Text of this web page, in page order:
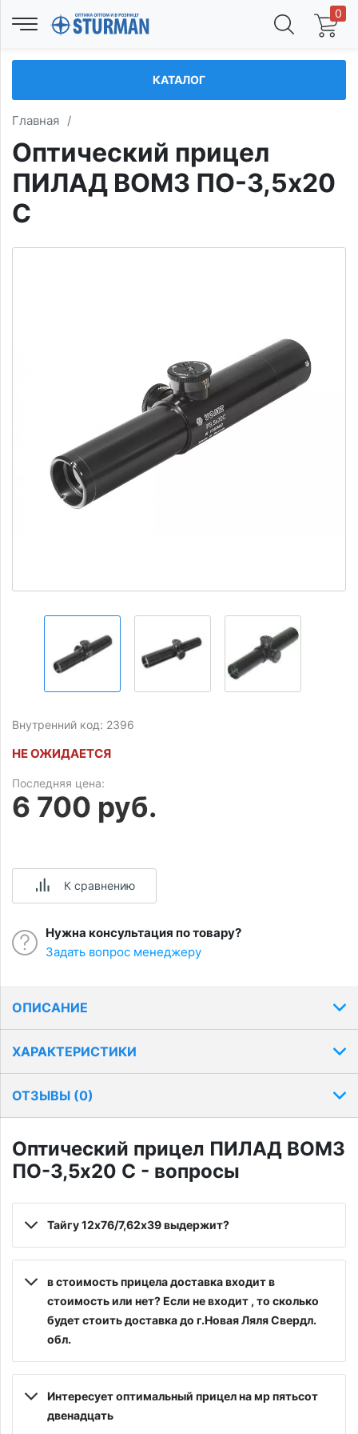
0
КАТАЛОГ
Главная /
Оптический прицел
ПИЛАД ВОМЗ ПО-3,5x20
C
Внутренний код: 2396
НЕ ОЖИДАЕТСЯ
Последняя цена:
6 700 руб.
К сравнению
Нужна консультация по товару?
Задать вопрос менеджеру
ОПИСАНИЕ
ХАРАКТЕРИСТИКИ
ОТЗЫВЫ (0)
Оптический прицел ПИЛАД ВОМЗ
ПО-3,5x20 C - вопросы
Тайгу 12х76/7,62х39 выдержит?
в стоимость прицела доставка входит в
стоимость или нет? Если не входит , то сколько
будет стоить доставка до г.Новая Ляля Свердл.
обл.
Интересует оптимальный прицел на мр пятьсот
двенадцать